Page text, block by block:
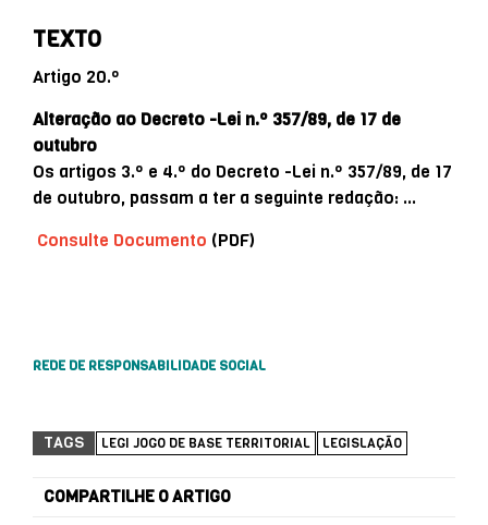
TEXTO
Artigo 20.º
Alteração ao Decreto -Lei n.º 357/89, de 17 de
outubro
Os artigos 3.º e 4.º do Decreto -Lei n.º 357/89, de 17
de outubro, passam a ter a seguinte redação: …
Consulte Documento (PDF)
REDE DE RESPONSABILIDADE SOCIAL
TAGS LEGI JOGO DE BASE TERRITORIAL LEGISLAÇÃO
COMPARTILHE O ARTIGO